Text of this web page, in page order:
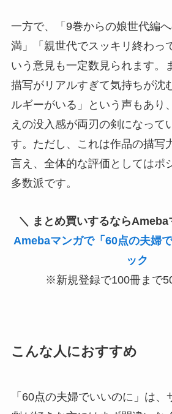
一方で、「9巻からの娘世代編
満」「親世代でスッキリ終わっ
いう意見も一定数見られます。
描写がリアルすぎて気持ちが沈
ルギーがいる」という声もあり
えの没入感が両刃の剣になって
す。ただし、これは作品の描写
言え、全体的な評価としてはポ
多数派です。
＼ まとめ買いするならAmeba
Amebaマンガで「60点の夫婦
ック
※新規登録で100冊まで
こんな人におすすめ
「60点の夫婦でいいのに」は